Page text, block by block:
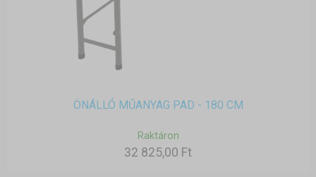
ÖNÁLLÓ MŰANYAG PAD - 180 CM
Raktáron
32 825,00 Ft